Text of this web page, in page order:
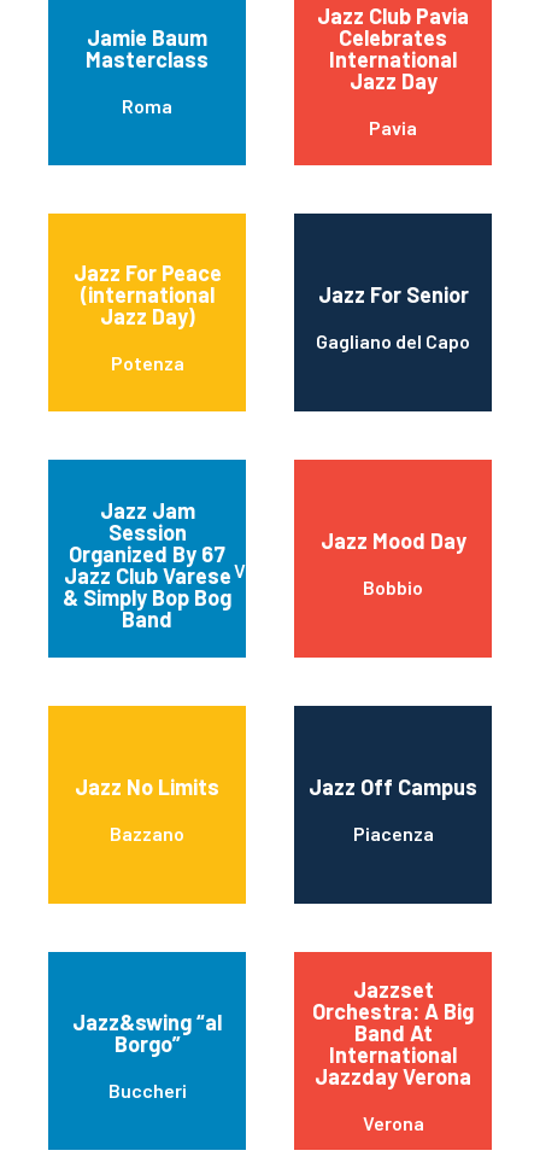
Jamie Baum
Masterclass
Roma
Jazz Club Pavia
Celebrates
International
Jazz Day
Pavia
Jazz For Peace
(international
Jazz Day)
Potenza
Jazz For Senior
Gagliano del Capo
Jazz Jam
Session
Organized By 67
Jazz Club Varese
& Simply Bop Bog
Band
Varese
Jazz Mood Day
Bobbio
Jazz No Limits
Bazzano
Jazz Off Campus
Piacenza
Jazz&swing “al
Borgo”
Buccheri
Jazzset
Orchestra: A Big
Band At
International
Jazzday Verona
Verona